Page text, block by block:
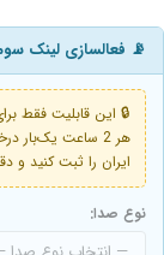
📡 فعالسازی لینک
🔒 این قابلیت فقط
ایران را ثبت کنید
نوع صدا: